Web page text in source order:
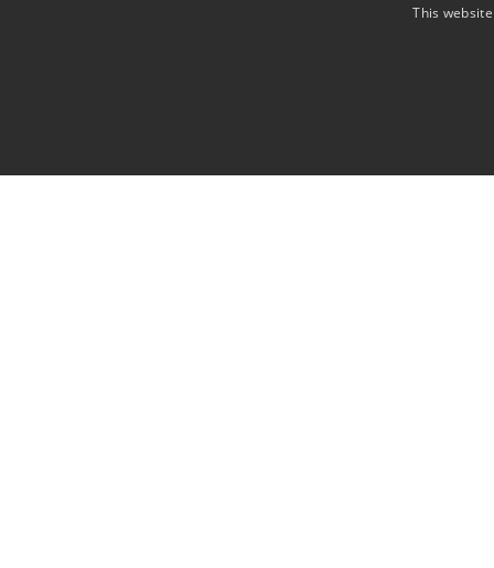
onderwerpen heb behandeld, zoals
invaliditeit, systemische discriminatie en
This